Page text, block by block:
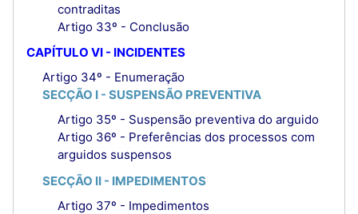
contraditas
Artigo 33º - Conclusão
CAPÍTULO VI - INCIDENTES
Artigo 34º - Enumeração
SECÇÃO I - SUSPENSÃO PREVENTIVA
Artigo 35º - Suspensão preventiva do arguido
Artigo 36º - Preferências dos processos com
arguidos suspensos
SECÇÃO II - IMPEDIMENTOS
Artigo 37º - Impedimentos